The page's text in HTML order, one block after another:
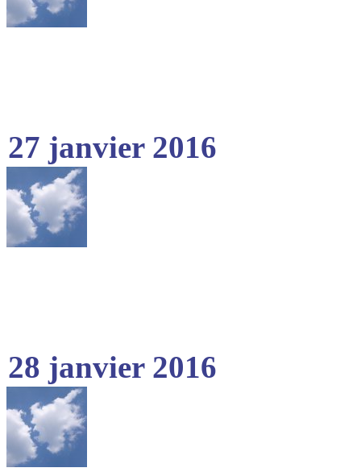
27 janvier 2016
28 janvier 2016